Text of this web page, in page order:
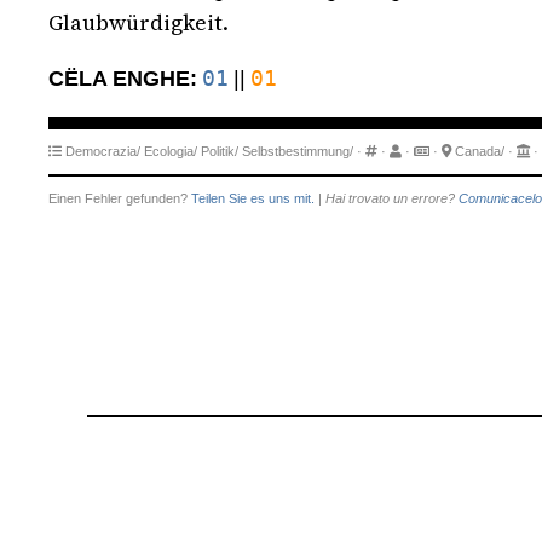
Glaubwürdigkeit.
CËLA ENGHE: 01 01
Democrazia/ Ecologia/ Politik/ Selbstbestimmung/ · · · · Canada/ · ·
Einen Fehler gefunden? Teilen Sie es uns mit. | Hai trovato un errore? Comunicacelo.